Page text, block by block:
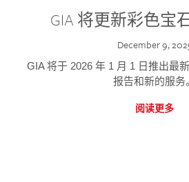
GIA 将更新彩色宝
December 9,
GIA 将于 2026 年 1 月 1 日推出最
报告和新的服务
阅读更多